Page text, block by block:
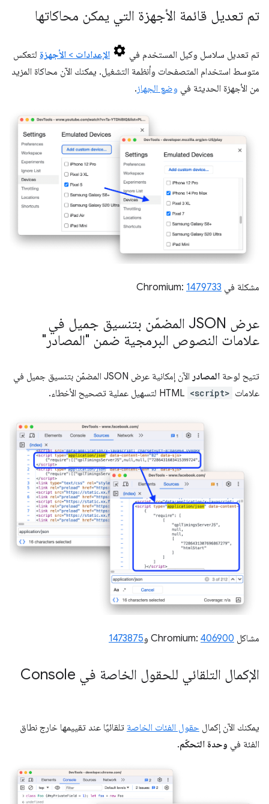
تم تعديل قائمة الأجهزة التي يمكن محاكاتها
تم تعديل سلاسل وكيل المستخدم في الإعدادات > الأجهزة لتعكس
متوسط استخدام المتصفحات وأنظمة التشغيل. يمكنك الآن محاكاة المزيد
من الأجهزة الحديثة في وضع الجهاز.
مشكلة في Chromium: 1479733
عرض JSON المضمّن بتنسيق جميل في
علامات النصوص البرمجية ضمن "المصادر"
تتيح لوحة المصادر
الآن إمكانية عرض JSON المضمّن بتنسيق جميل في
علامات <script>
مشاكل Chromium: 406900 و1473875
الإكمال التلقائي للحقول الخاصة في Console
يمكنك الآن إكمال حقول الفئات الخاصة تلقائيًا عند تقييمها خارج نطاق
الفئة في وحدة التحكّم.